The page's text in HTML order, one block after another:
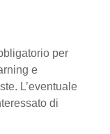
per
e
L’eventuale
di